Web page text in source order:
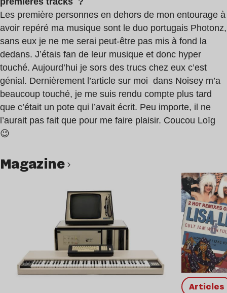
Les première personnes en dehors de mon entourage à
avoir repéré ma musique sont le duo portugais Photonz,
sans eux je ne me serai peut-être pas mis à fond la
dedans. J’étais fan de leur musique et donc hyper
touché. Aujourd’hui je sors des trucs chez eux c’est
génial. Dernièrement l’article sur moi dans Noisey m’a
beaucoup touché, je me suis rendu compte plus tard
que c’était un pote qui l’avait écrit. Peu importe, il ne
l’aurait pas fait que pour me faire plaisir. Coucou Loïg
😉
magazine
Articles